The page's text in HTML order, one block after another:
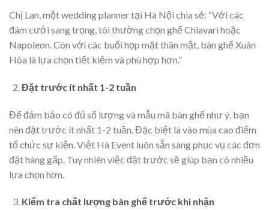
Chị Lan, một wedding planner tại Hà Nội chia sẻ: “Với các
đám cưới sang trọng, tôi thường chọn ghế Chiavari hoặc
Napoleon. Còn với các buổi họp mặt thân mật, bàn ghế Xuân
Hòa là lựa chọn tiết kiệm và phù hợp hơn.”
Đặt trước ít nhất 1-2 tuần
Để đảm bảo có đủ số lượng và mẫu mã bàn ghế như ý, bạn
nên đặt trước ít nhất 1-2 tuần. Đặc biệt là vào mùa cao điểm
tổ chức sự kiện. Việt Hà Event luôn sẵn sàng phục vụ các đơn
đặt hàng gấp. Tuy nhiên việc đặt trước sẽ giúp bạn có nhiều
lựa chọn hơn.
Kiểm tra chất lượng bàn ghế trước khi nhận